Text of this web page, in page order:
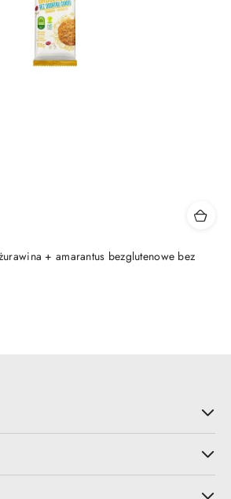
+ amarantus bezglutenowe bez